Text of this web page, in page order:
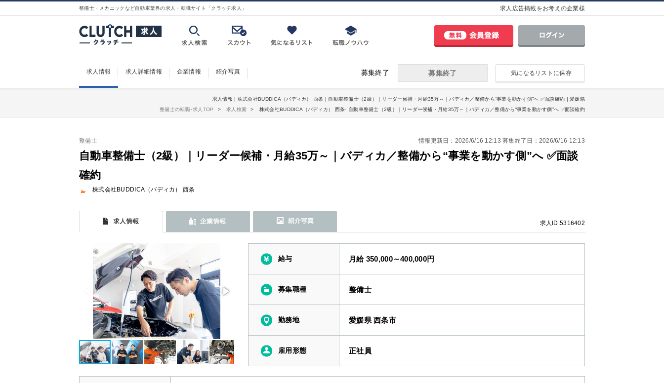
整備士・メカニックなど自動車業界の求人・転職サイト「クラッチ求人」 求人広告掲載をお考えの企業様
求人情報 求人詳細情報 企業情報 紹介写真 気になるリストに保存
募集終了
募集終了
求人情報 | 株式会社BUDDICA（バディカ） 西条 | 自動車整備士（2級）｜リーダー候補・月給35万～｜バディカ／整備から“事業を動かす側”へ ✅面談確約 | 愛媛県
整備士の転職･求人TOP
求人検索 株式会社BUDDICA（バディカ） 西条- 自動車整備士（2級）｜リーダー候補・月給35万～｜バディカ／整備から“事業を動かす側”へ ✅面談確約
情報更新日：2026/6/16 12:13 募集終了日：2026/6/16 12:13
整備士
自動車整備士（2級）｜リーダー候補・月給35万～｜バディカ／整備から“事業を動かす側”へ ✅面談
確約
株式会社BUDDICA（バディカ） 西条
求人ID.5316402
給与 月給 350,000～400,000円
募集職種 整備士
勤務地 愛媛県 西条市
雇用形態 正社員